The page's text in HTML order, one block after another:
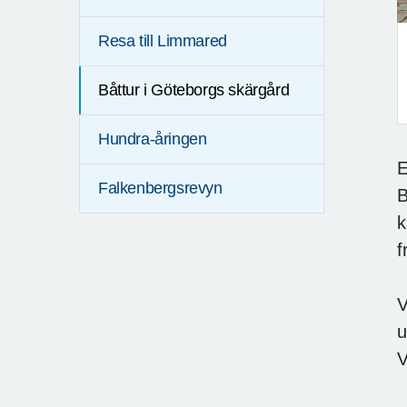
Resa till Limmared
Båttur i Göteborgs skärgård
Hundra-åringen
Falkenbergsrevyn